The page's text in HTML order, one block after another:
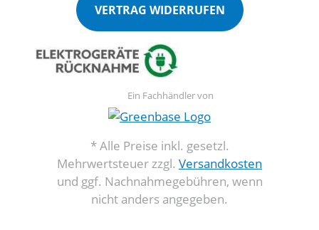
VERTRAG WIDERRUFEN
Ein Fachhändler von
* Alle Preise inkl. gesetzl.
Mehrwertsteuer zzgl. Versandkosten
und ggf. Nachnahmegebühren, wenn
nicht anders angegeben.